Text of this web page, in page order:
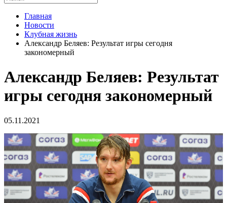
Главная
Новости
Клубная жизнь
Александр Беляев: Результат игры сегодня
закономерный
Александр Беляев: Результат
игры сегодня закономерный
05.11.2021